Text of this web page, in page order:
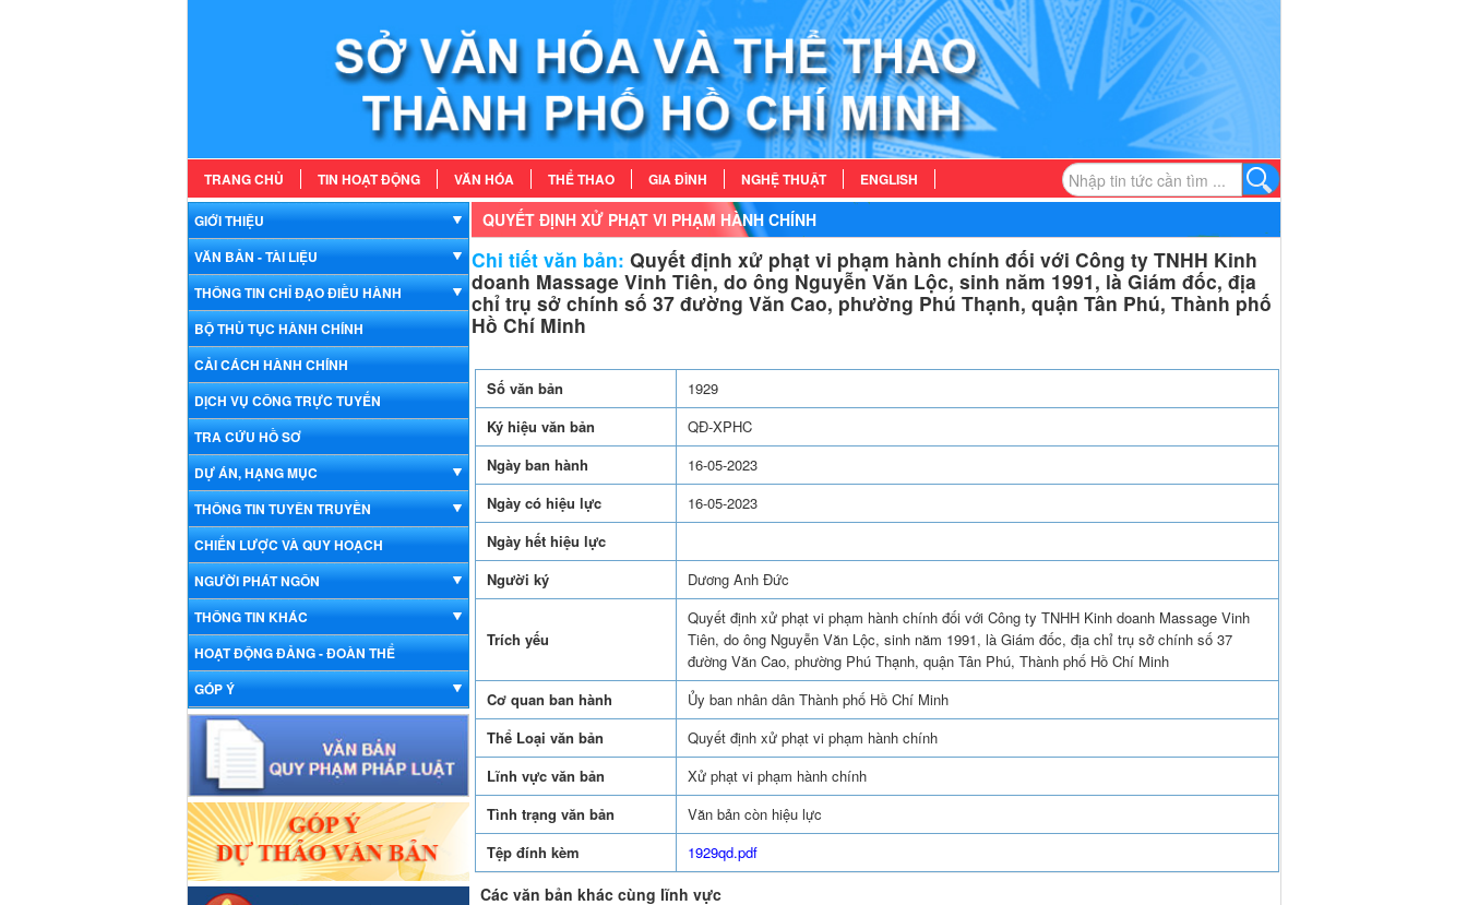
TRANG CHỦ TIN HOẠT ĐỘNG VĂN HÓA THỂ THAO GIA ĐÌNH NGHỆ THUẬT ENGLISH
GIỚI THIỆU
VĂN BẢN - TÀI LIỆU
THÔNG TIN CHỈ ĐẠO ĐIỀU HÀNH
BỘ THỦ TỤC HÀNH CHÍNH
CẢI CÁCH HÀNH CHÍNH
DỊCH VỤ CÔNG TRỰC TUYẾN
TRA CỨU HỒ SƠ
DỰ ÁN, HẠNG MỤC
THÔNG TIN TUYÊN TRUYỀN
CHIẾN LƯỢC VÀ QUY HOẠCH
NGƯỜI PHÁT NGÔN
THÔNG TIN KHÁC
HOẠT ĐỘNG ĐẢNG - ĐOÀN THỂ
GÓP Ý
QUYẾT ĐỊNH XỬ PHẠT VI PHẠM HÀNH CHÍNH
Chi tiết văn bản: Quyết định xử phạt vi phạm hành chính đối với Công ty TNHH Kinh
doanh Massage Vinh Tiên, do ông Nguyễn Văn Lộc, sinh năm 1991, là Giám đốc, địa
chỉ trụ sở chính số 37 đường Văn Cao, phường Phú Thạnh, quận Tân Phú, Thành phố
Hồ Chí Minh
Số văn bản
1929
Ký hiệu văn bản
QĐ-XPHC
Ngày ban hành
16-05-2023
Ngày có hiệu lực
16-05-2023
Ngày hết hiệu lực
Người ký
Dương Anh Đức
Trích yếu
Quyết định xử phạt vi phạm hành chính đối với Công ty TNHH Kinh doanh Massage Vinh
Tiên, do ông Nguyễn Văn Lộc, sinh năm 1991, là Giám đốc, địa chỉ trụ sở chính số 37
đường Văn Cao, phường Phú Thạnh, quận Tân Phú, Thành phố Hồ Chí Minh
Cơ quan ban hành
Ủy ban nhân dân Thành phố Hồ Chí Minh
Thể Loại văn bản
Quyết định xử phạt vi phạm hành chính
Lĩnh vực văn bản
Xử phạt vi phạm hành chính
Tình trạng văn bản
Văn bản còn hiệu lực
Tệp đính kèm
1929qd.pdf
Các văn bản khác cùng lĩnh vực